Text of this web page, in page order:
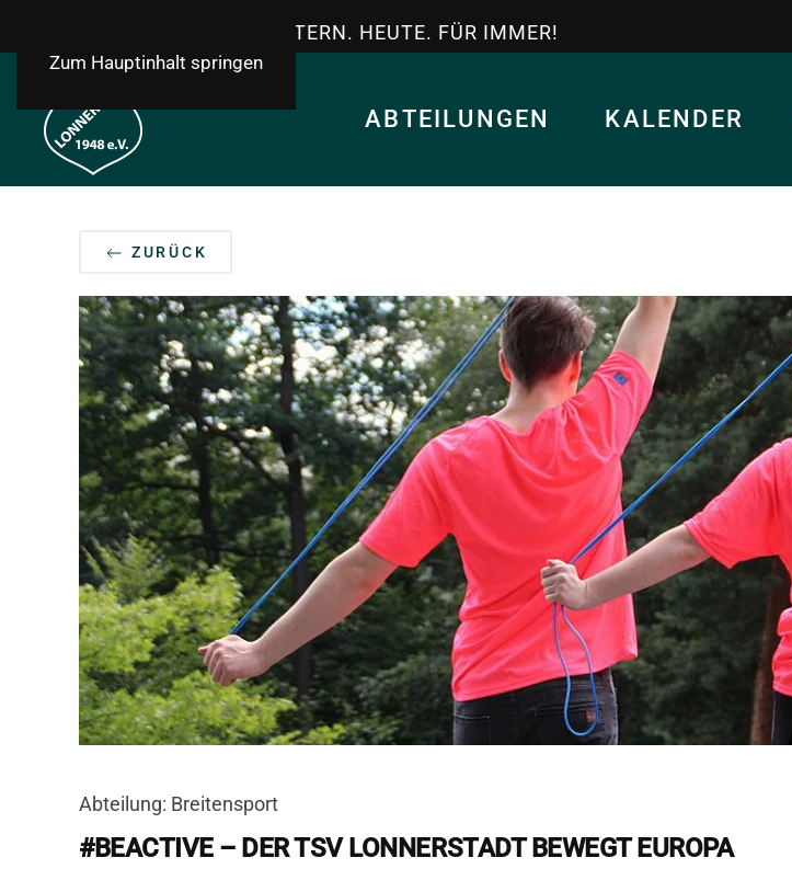
Zum Hauptinhalt springen
TSV LONNERSTADT - GESTERN. HEUTE. FÜR IMMER!
ABTEILUNGEN KALENDER
ZURÜCK
Abteilung: Breitensport
#BEACTIVE – DER TSV LONNERSTADT BEWEGT EUROPA